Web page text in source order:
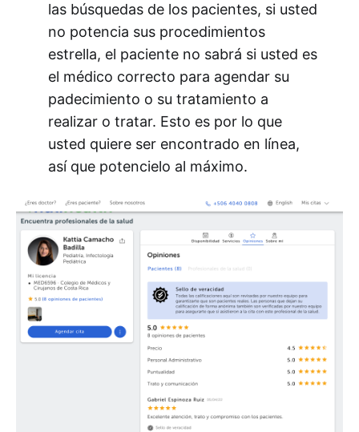
las búsquedas de los pacientes, si usted
no potencia sus procedimientos
estrella, el paciente no sabrá si usted es
el médico correcto para agendar su
padecimiento o su tratamiento a
realizar o tratar. Esto es por lo que
usted quiere ser encontrado en línea,
así que potencielo al máximo.